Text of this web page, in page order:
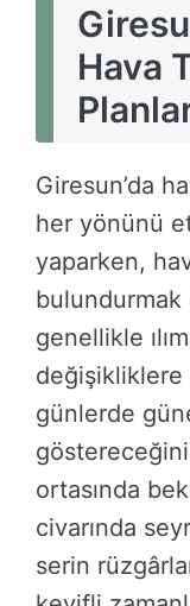
Hava
Giresun’da
her yönünü
yaparken,
bulundurmak
genellikle
değişikliklere
günlerde
ortasında
civarında
serin